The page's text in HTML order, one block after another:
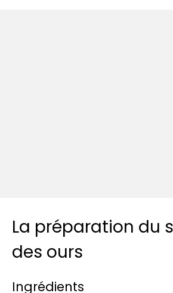
La préparation du
des ours
Ingrédients